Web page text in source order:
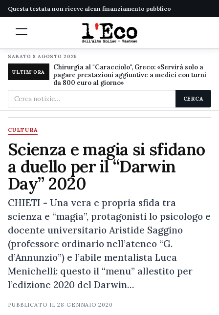
Questa testata non riceve alcun finanziamento pubblico
SABATO 8 AGOSTO 2026
ULTIM'ORA
Chirurgia al "Caracciolo", Greco: «Servirà solo a
pagare prestazioni aggiuntive a medici con turni
da 800 euro al giorno»
Cerca
nel
sito
CERCA
CULTURA
Scienza e magia si sfidano
a duello per il “Darwin
Day” 2020
CHIETI - Una vera e propria sfida tra
scienza e “magia”, protagonisti lo psicologo e
docente universitario Aristide Saggino
(professore ordinario nell’ateneo “G.
d’Annunzio”) e l’abile mentalista Luca
Menichelli: questo il “menu” allestito per
l’edizione 2020 del Darwin…
PUBBLICATO IL28 GENNAIO 2020